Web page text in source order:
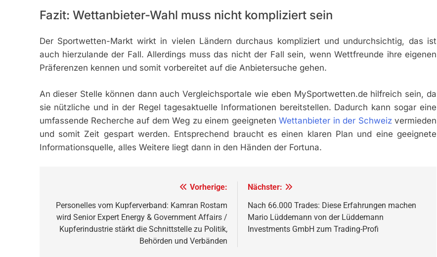
Fazit: Wettanbieter-Wahl muss nicht kompliziert sein
Der Sportwetten-Markt wirkt in vielen Ländern durchaus kompliziert und undurchsichtig, das ist
auch hierzulande der Fall. Allerdings muss das nicht der Fall sein, wenn Wettfreunde ihre eigenen
Präferenzen kennen und somit vorbereitet auf die Anbietersuche gehen.
An dieser Stelle können dann auch Vergleichsportale wie eben MySportwetten.de hilfreich sein, da
sie nützliche und in der Regel tagesaktuelle Informationen bereitstellen. Dadurch kann sogar eine
umfassende Recherche auf dem Weg zu einem geeignetenWettanbieter in der Schweizvermieden
und somit Zeit gespart werden. Entsprechend braucht es einen klaren Plan und eine geeignete
Informationsquelle, alles Weitere liegt dann in den Händen der Fortuna.
Vorherige:
Personelles vom Kupferverband: Kamran Rostam
wird Senior Expert Energy & Government Affairs /
Kupferindustrie stärkt die Schnittstelle zu Politik,
Behörden und Verbänden
Nächster:
Nach 66.000 Trades: Diese Erfahrungen machen
Mario Lüddemann von der Lüddemann
Investments GmbH zum Trading-Profi